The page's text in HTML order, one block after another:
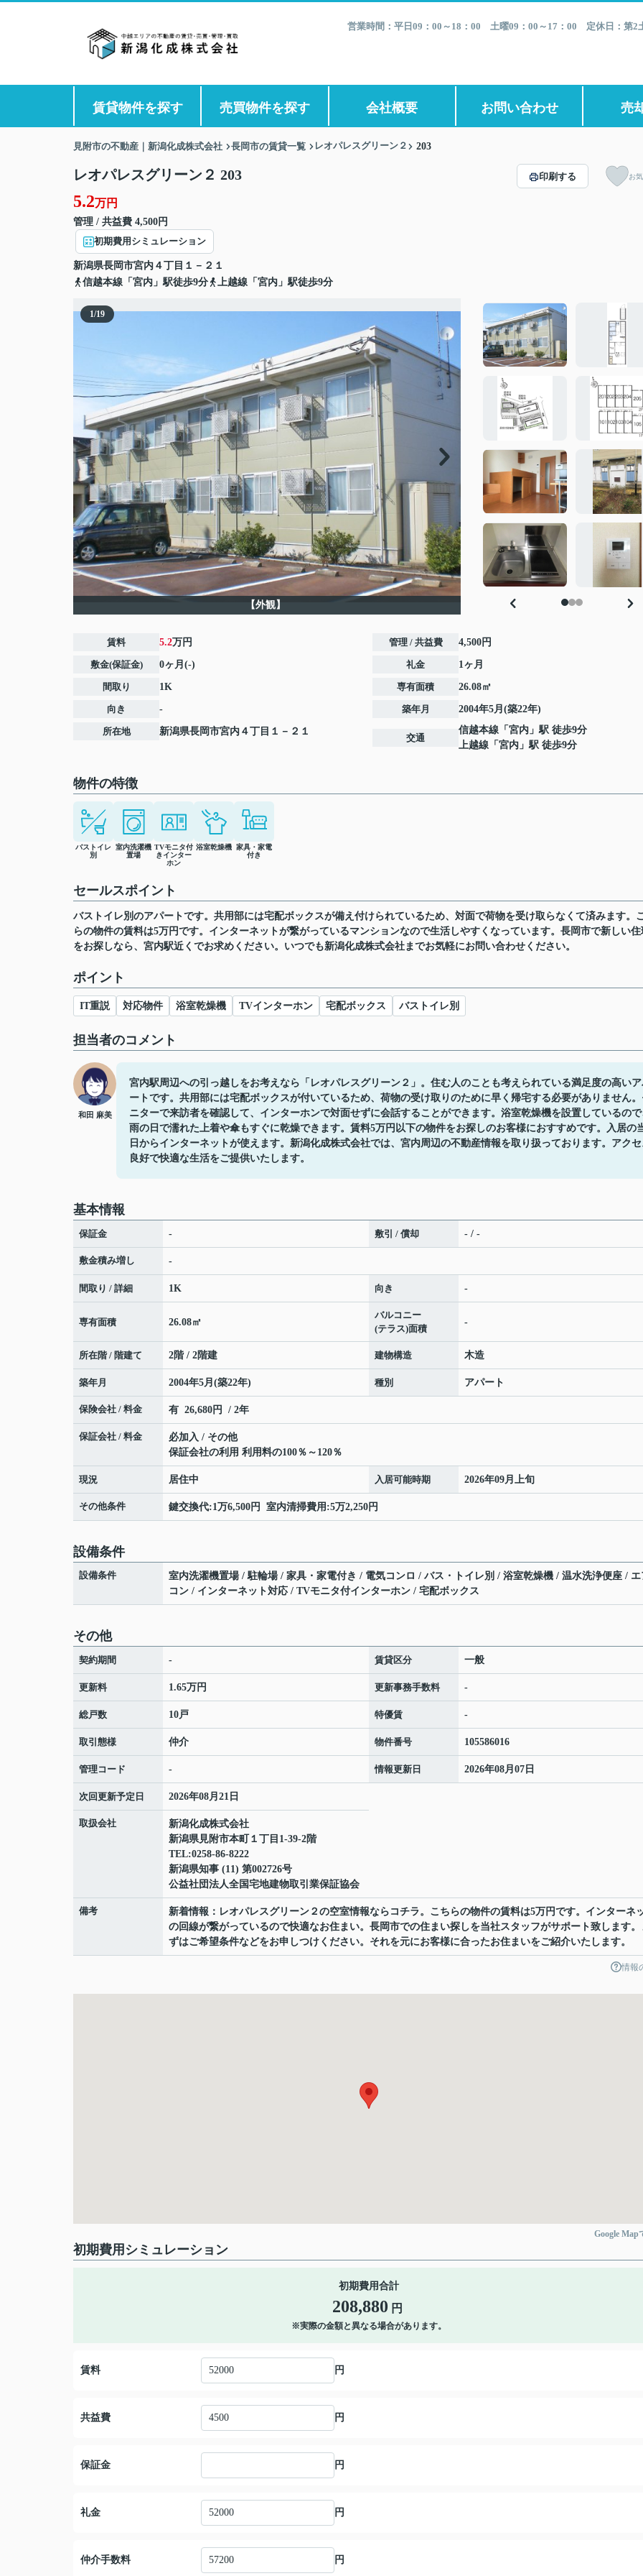
営業時間：平日09：00～18：00 土曜09：00～17：00 定休日：第
賃貸物件を探す 売買物件を探す 会社概要 お問い合わせ 売
見附市の不動産｜新潟化成株式会社 長岡市の賃貸一覧 レオパレスグリーン２ 203
レオパレスグリーン２ 203
5.2万円
管理 / 共益費 4,500円
初期費用シミュレーション
新潟県長岡市宮内 ４丁目１－２１
信越本線「宮内」駅徒歩9分
上越線「宮内」駅徒歩9分
印刷する お
1/19
【外観】
賃料 5.2万円
敷金(保証金) 0ヶ月(-)
間取り 1K
向き -
所在地 新潟県長岡市宮内 ４丁目１－２１
管理 / 共益費 4,500円
礼金 1ヶ月
専有面積 26.08㎡
築年月 2004年5月(築22年)
交通
信越本線 「 宮内 」駅 徒歩9分
上越線 「 宮内 」駅 徒歩9分
物件の特徴
バストイレ
別
室内洗濯機
置場
TVモニタ付
きインター
ホン
浴室乾燥機 家具・家電
付き
セールスポイント
バストイレ別のアパートです。共用部には宅配ボックスが備え付けられているため、対面で荷物を受け取らなくて済みます。
らの物件の賃料は5万円です。インターネットが繋がっているマンションなので生活しやすくなっています。長岡市で新しい住
をお探しなら、宮内駅近くでお求めください。いつでも新潟化成株式会社までお気軽にお問い合わせください。
ポイント
IT重説 対応物件 浴室乾燥機 TVインターホン 宅配ボックス バストイレ別
担当者のコメント
和田 麻美
宮内駅周辺への引っ越しをお考えなら「レオパレスグリーン２」。住む人のことも考えられている満足度の高い
ートです。共用部には宅配ボックスが付いているため、荷物の受け取りのために早く帰宅する必要がありません
ニターで来訪者を確認して、インターホンで対面せずに会話することができます。浴室乾燥機を設置しているの
雨の日で濡れた上着や傘もすぐに乾燥できます。賃料5万円以下の物件をお探しのお客様におすすめです。入居の
日からインターネットが使えます。新潟化成株式会社では、宮内周辺の不動産情報を取り扱っております。アク
良好で快適な生活をご提供いたします。
基本情報
保証金 - 敷引 / 償却 - / -
敷金積み増し -
間取り / 詳細 1K 向き -
専有面積 26.08㎡
バルコニー
(テラス)面積
-
所在階 / 階建て 2階 / 2階建 建物構造 木造
築年月 2004年5月(築22年) 種別 アパート
保険会社 / 料金 有 26,680円 / 2年
保証会社 / 料金
必加入 / その他
保証会社の利用 利用料の100％～120％
現況 居住中 入居可能時期 2026年09月上旬
その他条件 鍵交換代:1万6,500円 室内清掃費用:5万2,250円
設備条件
設備条件
室内洗濯機置場 / 駐輪場 / 家具・家電付き / 電気コンロ / バス・トイレ別 / 浴室乾燥機 / 温水洗浄便座 / エ
コン / インターネット対応 / TVモニタ付インターホン / 宅配ボックス
その他
契約期間 - 賃貸区分 一般
更新料 1.65万円 更新事務手数料 -
総戸数 10戸 特優賃 -
取引態様 仲介 物件番号 105586016
管理コード - 情報更新日 2026年08月07日
次回更新予定日 2026年08月21日
取扱会社
新潟化成株式会社
新潟県見附市本町１丁目1-39-2階
TEL:0258-86-8222
新潟県知事 (11) 第002726号
公益社団法人全国宅地建物取引業保証協会
備考
新着情報：レオパレスグリーン２の空室情報ならコチラ。こちらの物件の賃料は5万円です。インターネ
の回線が繋がっているので快適なお住まい。長岡市での住まい探しを当社スタッフがサポート致します。
ずはご希望条件などをお申しつけください。それを元にお客様に合ったお住まいをご紹介いたします。
情報
Google Map
初期費用シミュレーション
初期費用合計
208,880 円
※実際の金額と異なる場合があります。
賃料 円
共益費 円
保証金 円
礼金 円
仲介手数料 円